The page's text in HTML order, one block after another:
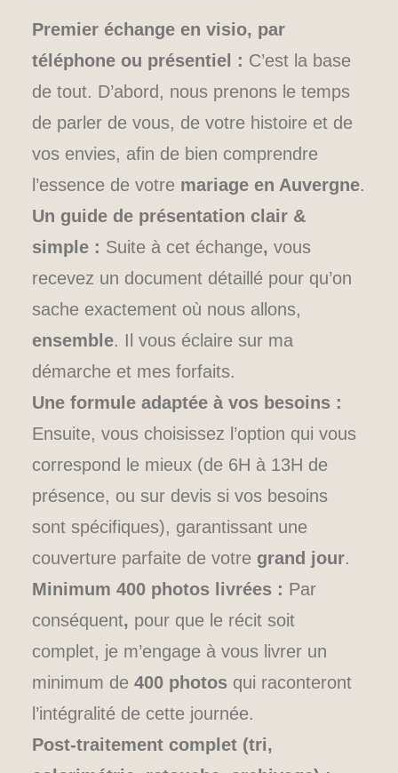
Premier échange en visio, par
téléphone ou présentiel : C’est la base
de tout. D’abord, nous prenons le temps
de parler de vous, de votre histoire et de
vos envies, afin de bien comprendre
l’essence de votre mariage en Auvergne.
Un guide de présentation clair &
simple : Suite à cet échange, vous
recevez un document détaillé pour qu’on
sache exactement où nous allons,
ensemble. Il vous éclaire sur ma
démarche et mes forfaits.
Une formule adaptée à vos besoins :
Ensuite, vous choisissez l’option qui vous
correspond le mieux (de 6H à 13H de
présence, ou sur devis si vos besoins
sont spécifiques), garantissant une
couverture parfaite de votre grand jour.
Minimum 400 photos livrées : Par
conséquent, pour que le récit soit
complet, je m’engage à vous livrer un
minimum de 400 photos qui raconteront
l’intégralité de cette journée.
Post-traitement complet (tri,